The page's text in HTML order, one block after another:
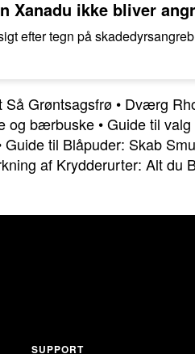
Xanadu ikke bliver
efter tegn på
Så Grøntsagsfrø • Dværg
og bærbuske •Guide til
Guide til Blåpuder: Skab
af Krydderurter: Alt du
SUPPORT